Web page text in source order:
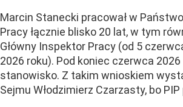
Marcin Stanecki pracował w
Pracy łącznie blisko 20 lat, w tym
Główny Inspektor Pracy (od 5
2026 roku). Pod koniec czerwca
stanowisko. Z takim wnioskiem
Sejmu Włodzimierz Czarzasty, bo